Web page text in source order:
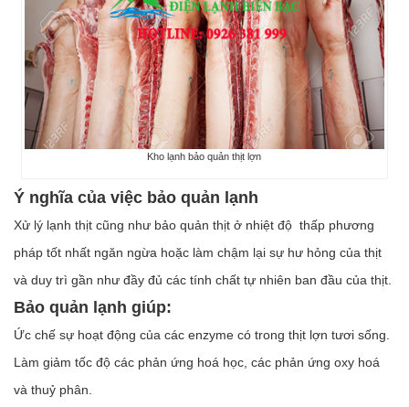
Kho lạnh bảo quản thịt lợn
Ý nghĩa của việc bảo quản lạnh
Xử lý lạnh thịt cũng như bảo quản thịt ở nhiệt độ thấp phương
pháp tốt nhất ngăn ngừa hoặc làm chậm lại sự hư hỏng của thịt
và duy trì gần như đầy đủ các tính chất tự nhiên ban đầu của thịt.
Bảo quản lạnh giúp:
Ức chế sự hoạt động của các enzyme có trong thịt lợn tươi sống.
Làm giảm tốc độ các phản ứng hoá học, các phản ứng oxy hoá
và thuỷ phân.